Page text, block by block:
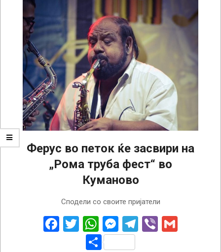
Ферус во петок ќе засвири на
„Рома труба фест“ во
Куманово
Сподели со своите пријатели
Facebook
Twitter
WhatsApp
Messenger
Telegram
Viber
Share